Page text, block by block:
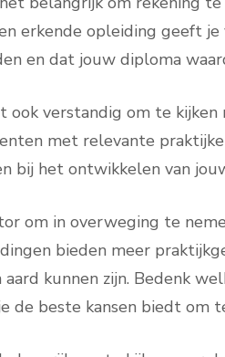
erkende opleiding geeft
en dat jouw diploma
ook verstandig om te
met relevante
bij het ontwikkelen van
om in overweging te
bieden meer
aard kunnen zijn. Bedenk
de beste kansen biedt om